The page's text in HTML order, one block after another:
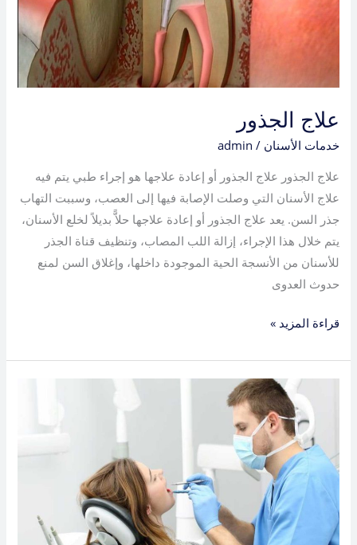
علاج الجذور
خدمات الأسنان /
admin
علاج الجذور علاج الجذور أو إعادة علاجها هو إجراء طبي يتم فيه
علاج الأسنان التي وصلت الإصابة فيها إلى العصب، وسببت التهاب
جذر السن. يعد علاج الجذور أو إعادة علاجها حلاًّ بديلاً لخلع الأسنان،
يتم خلال هذا الإجراء، إزالة اللب المصاب، وتنظيف قناة الجذر
للأسنان من الأنسجة الحية الموجودة داخلها، وإغلاق السن لمنع
حدوث العدوى
قراءة المزيد »
شفاف
الرحاب